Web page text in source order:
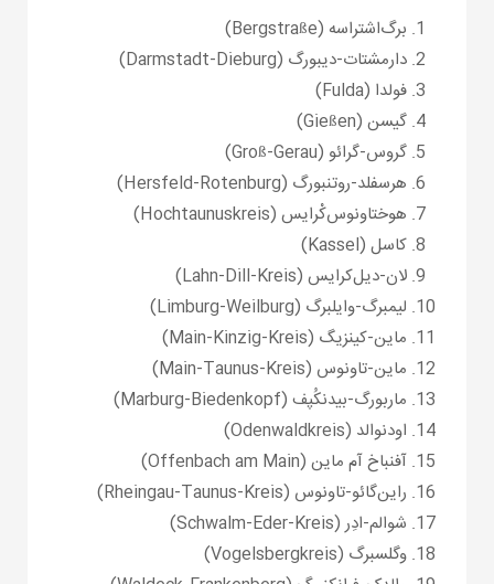
برگ‌اشتراسه (Bergstraße)
دارمشتات-دیبورگ (Darmstadt-Dieburg)
فولدا (Fulda)
گیسن (Gießen)
گروس-گرائو (Groß-Gerau)
هرسفلد-روتنبورگ (Hersfeld-Rotenburg)
هوختاونوس‌کْرایس (Hochtaunuskreis)
کاسل (Kassel)
لان-دیل‌کرایس (Lahn-Dill-Kreis)
لیمبرگ-وایلبرگ (Limburg-Weilburg)
ماین-کینزیگ (Main-Kinzig-Kreis)
ماین-تاونوس (Main-Taunus-Kreis)
ماربورگ-بیدنکُپف (Marburg-Biedenkopf)
اودنوالد (Odenwaldkreis)
آفنباخ آم ماین (Offenbach am Main)
راین‌گائو-تاونوس (Rheingau-Taunus-Kreis)
شوالم-ادِر (Schwalm-Eder-Kreis)
وگلسبرگ (Vogelsbergkreis)